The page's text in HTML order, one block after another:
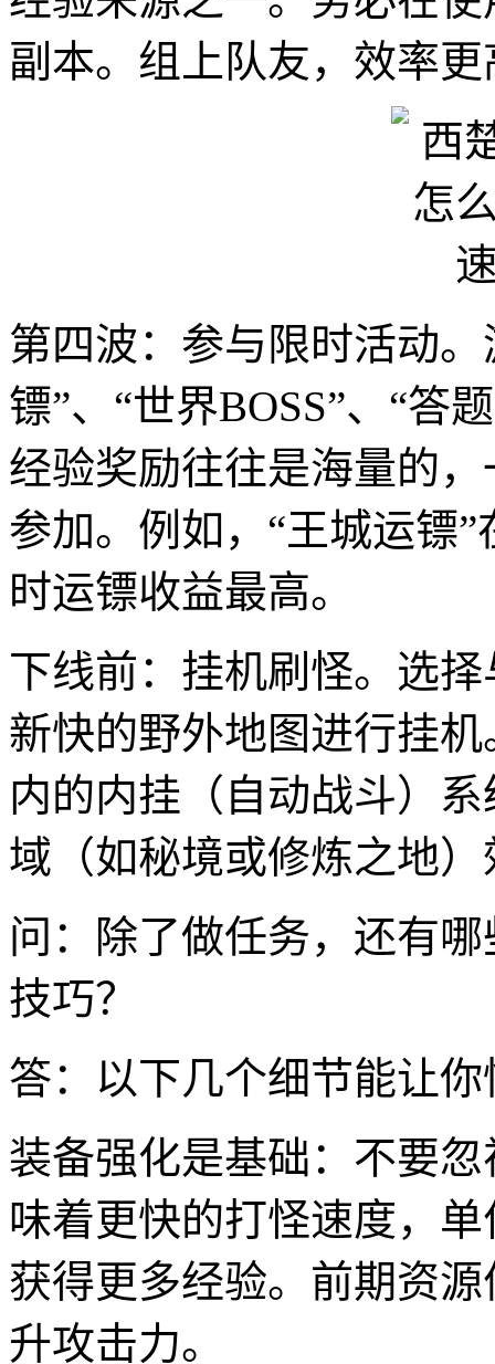
副本。组上队友，效率更
第四波：参与限时活动
镖”、“世界BOSS”、“答
经验奖励往往是海量的
参加。例如，“王城运镖
时运镖收益最高。
下线前：挂机刷怪。选
新快的野外地图进行挂
内的内挂（自动战斗）
域（如秘境或修炼之地
问：除了做任务，还有
技巧？
答：以下几个细节能让
装备强化是基础：不要
味着更快的打怪速度，
获得更多经验。前期资
升攻击力。